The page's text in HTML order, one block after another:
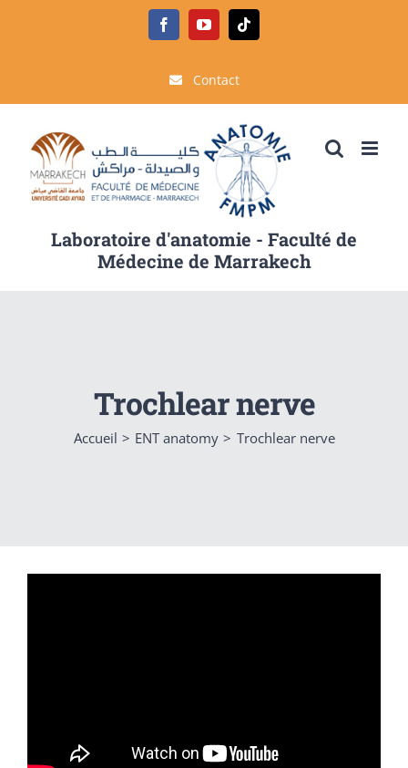
FacebookYouTubeTiktok
Contact
Laboratoire d'anatomie - Faculté de
Médecine de Marrakech
Trochlear nerve
Accueil ENT anatomy Trochlear nerve